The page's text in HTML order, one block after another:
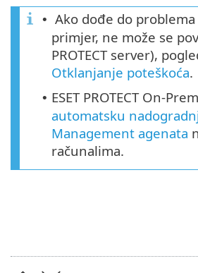
• Ako dođe do
primjer, ne može se
PROTECT server),
Otklanjanje poteškoća.
• ESET PROTECT On-
automatsku
Management agenata
računalima.